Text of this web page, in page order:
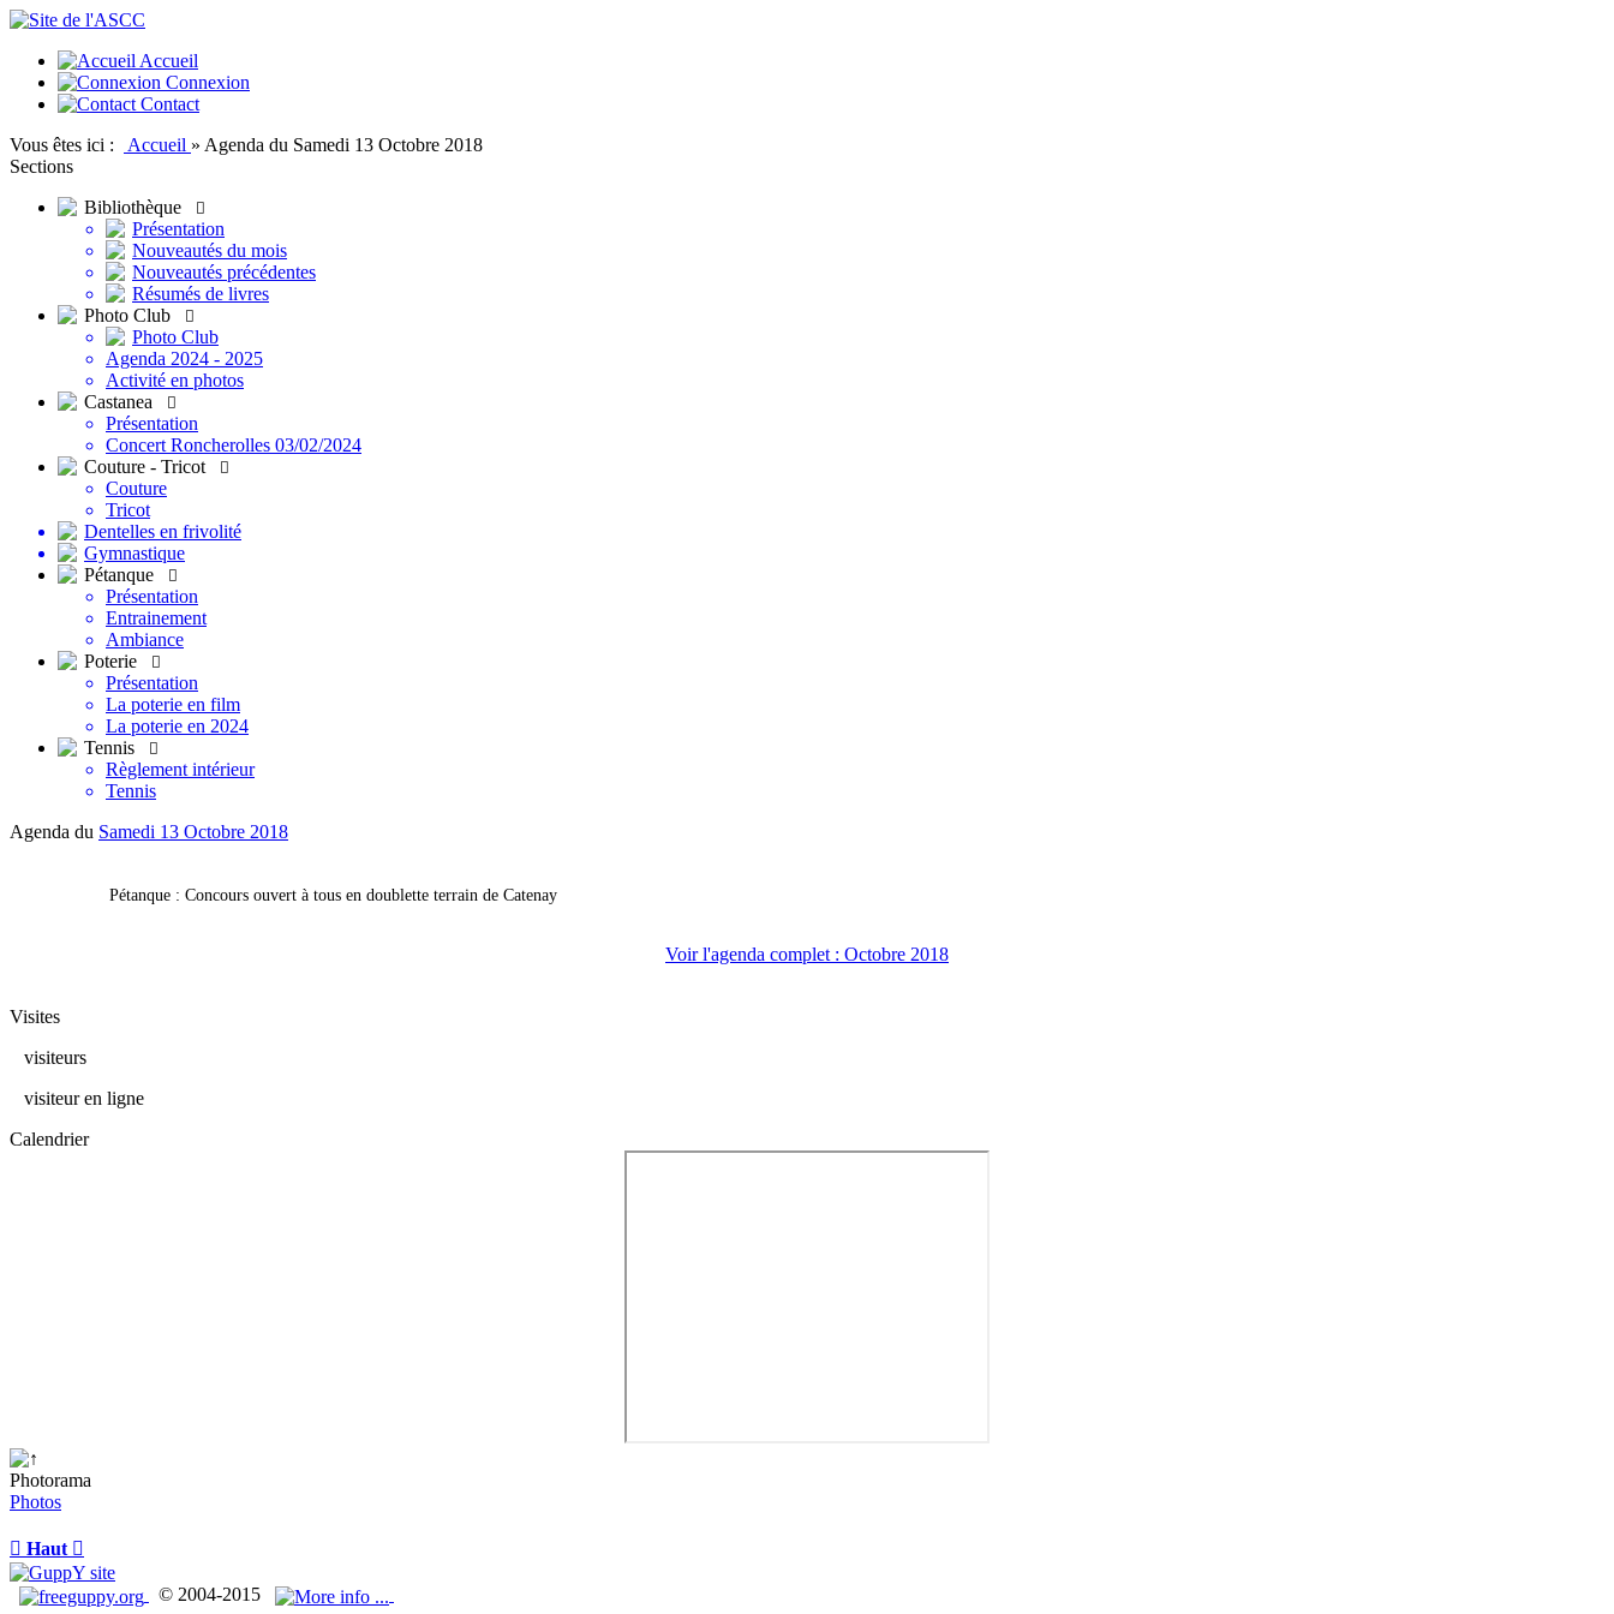
Accueil
Connexion
Contact
Vous êtes ici :
Accueil » Agenda du Samedi 13 Octobre 2018
Sections
Bibliothèque

Présentation
Nouveautés du mois
Nouveautés précédentes
Résumés de livres
Photo Club

Photo Club
Agenda 2024 - 2025
Activité en photos
Castanea

Présentation
Concert Roncherolles 03/02/2024
Couture - Tricot

Couture
Tricot
Dentelles en frivolité
Gymnastique
Pétanque

Présentation
Entrainement
Ambiance
Poterie

Présentation
La poterie en film
La poterie en 2024
Tennis

Règlement intérieur
Tennis
Agenda du Samedi 13 Octobre 2018
Pétanque : Concours ouvert à tous en doublette terrain de Catenay
Voir l'agenda complet : Octobre 2018
Visites
visiteurs
visiteur en ligne
Calendrier
Photorama
Photos
 Haut 
© 2004-2015